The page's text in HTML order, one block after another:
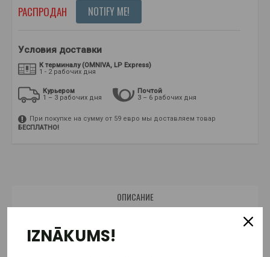
РАСПРОДАН NOTIFY ME!
Условия доставки
К терминалу (OMNIVA, LP Express)
1 - 2 рабочих дня
Курьером
1 – 3 рабочих дня
Почтой
3 – 6 рабочих дня
При покупке на сумму от 59 евро мы доставляем товар
БЕСПЛАТНО!
ОПИСАНИЕ
ПРИМЕНЕНИЕ
IZNĀKUMS!